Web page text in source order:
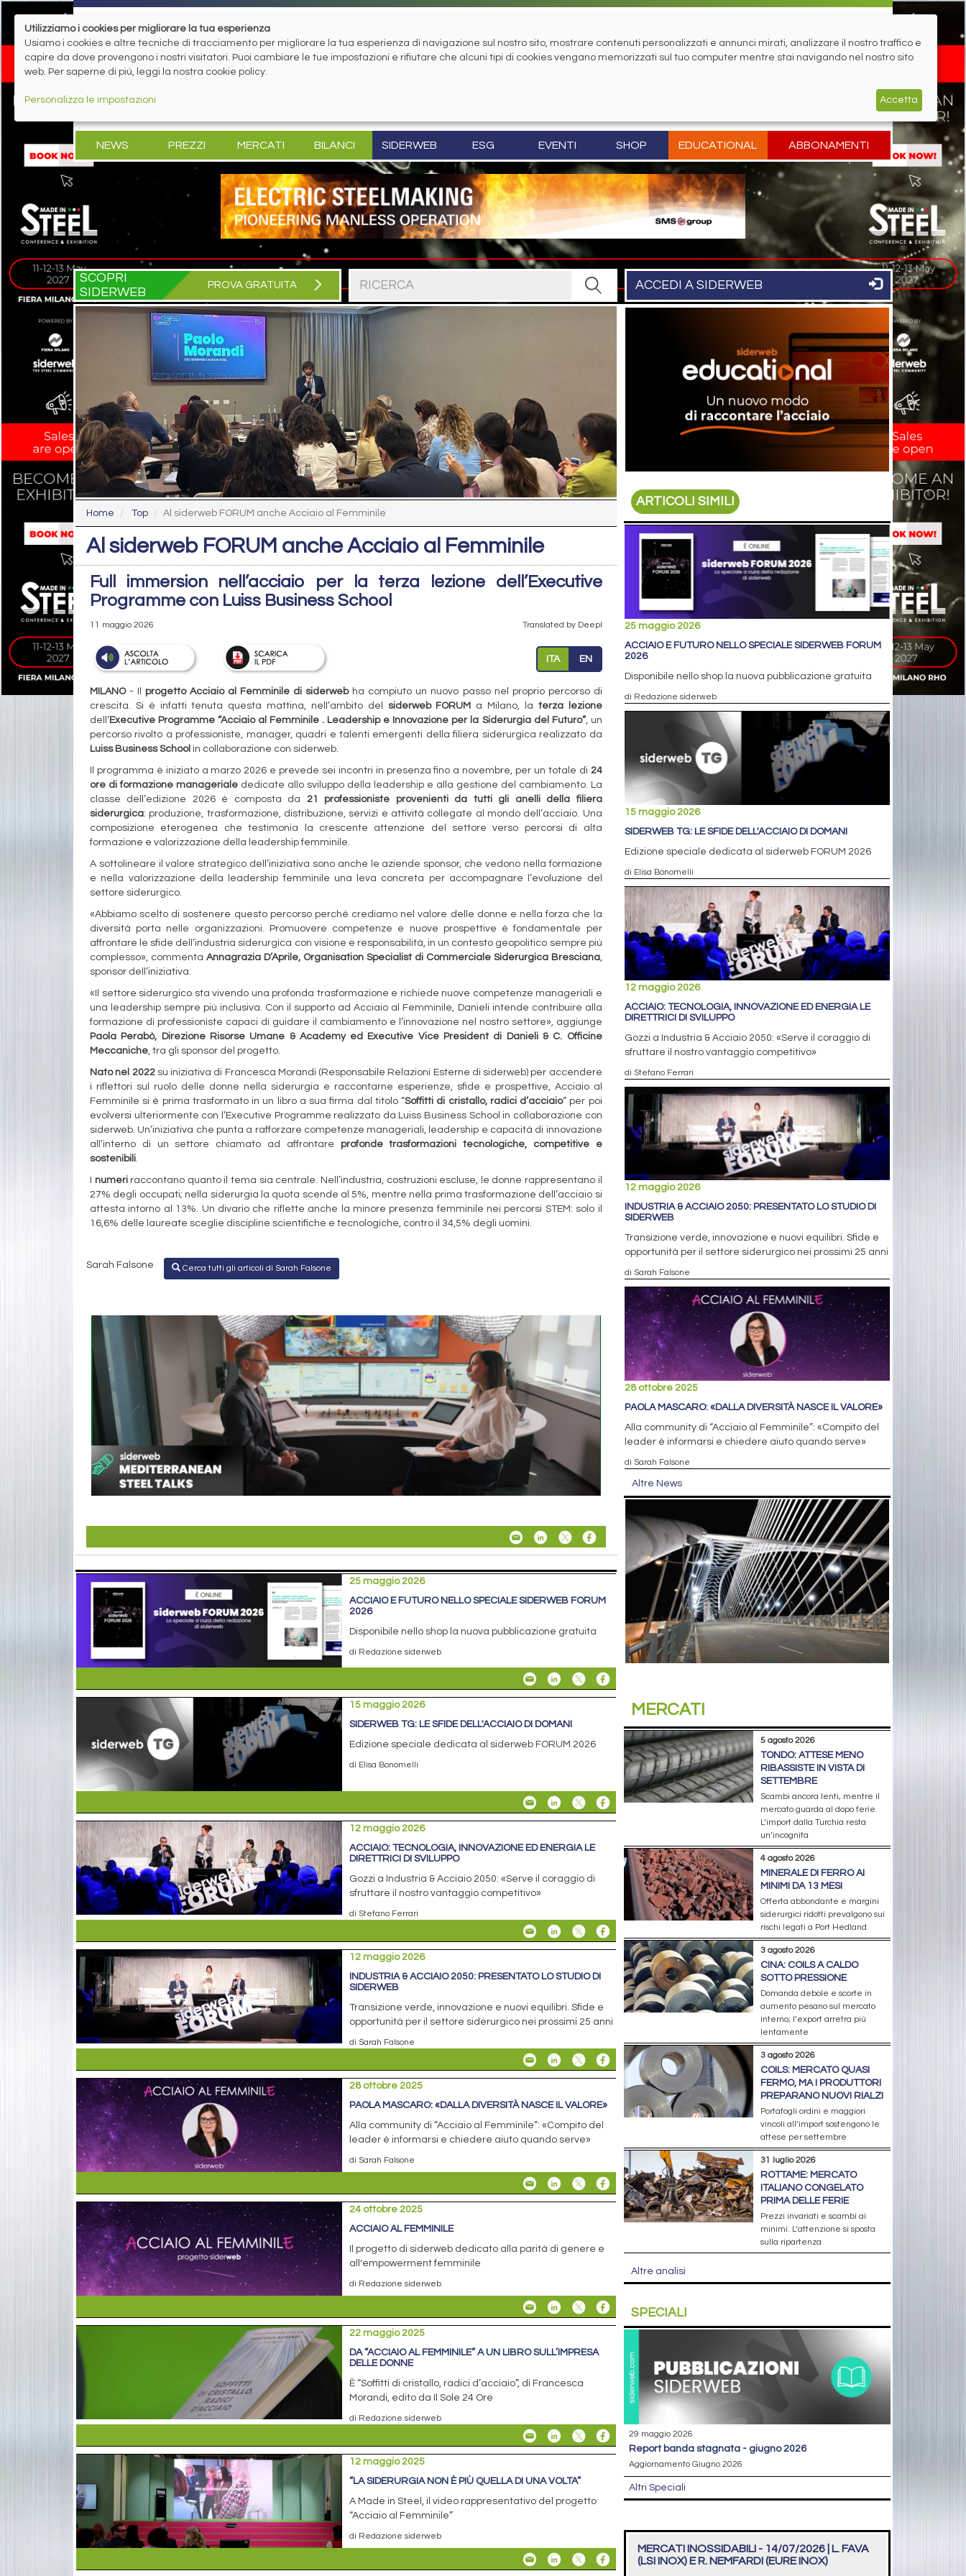
NEWS PREZZI MERCATI BILANCI SIDERWEB ESG EVENTI SHOP EDUCATIONAL ABBONAMENTI
SCOPRI
SIDERWEB
PROVA GRATUITA ACCEDI A SIDERWEB
Home Top Al siderweb FORUM anche Acciaio al Femminile
Al siderweb FORUM anche Acciaio al Femminile
Full immersion nell’acciaio per la terza lezione dell’Executive
Programme con Luiss Business School
11 maggio 2026 Translated by Deepl
ITA EN
MILANO - Il progetto Acciaio al Femminile di siderwebha compiuto un nuovo passo nel proprio percorso di
crescita. Si è infatti tenuta questa mattina, nell’ambito del siderweb FORUM a Milano, la terza lezione
dell’Executive Programme “Acciaio al Femminile . Leadership e Innovazione per la Siderurgia del Futuro”, un
percorso rivolto a professioniste, manager, quadri e talenti emergenti della filiera siderurgica realizzato da
Luiss Business School in collaborazione con siderweb.
Il programma è iniziato a marzo 2026 e prevede sei incontri in presenza fino a novembre, per un totale di 24
ore di formazione managerialededicate allo sviluppo della leadership e alla gestione del cambiamento. La
classe dell’edizione 2026 è composta da 21 professioniste provenienti da tutti gli anelli della filiera
siderurgica: produzione, trasformazione, distribuzione, servizi e attività collegate al mondo dell’acciaio. Una
composizione eterogenea che testimonia la crescente attenzione del settore verso percorsi di alta
formazione e valorizzazione della leadership femminile.
A sottolineare il valore strategico dell’iniziativa sono anche le aziende sponsor, che vedono nella formazione
e nella valorizzazione della leadership femminile una leva concreta per accompagnare l’evoluzione del
settore siderurgico.
«Abbiamo scelto di sostenere questo percorso perché crediamo nel valore delle donne e nella forza che la
diversità porta nelle organizzazioni. Promuovere competenze e nuove prospettive è fondamentale per
affrontare le sfide dell’industria siderurgica con visione e responsabilità, in un contesto geopolitico sempre più
complesso», commenta Annagrazia D’Aprile, Organisation Specialist di Commerciale Siderurgica Bresciana,
sponsor dell’iniziativa.
«Il settore siderurgico sta vivendo una profonda trasformazione e richiede nuove competenze manageriali e
una leadership sempre più inclusiva. Con il supporto ad Acciaio al Femminile, Danieli intende contribuire alla
formazione di professioniste capaci di guidare il cambiamento e l’innovazione nel nostro settore», aggiunge
Paola Perabò, Direzione Risorse Umane & Academy ed Executive Vice President di Danieli & C. Officine
Meccaniche, tra gli sponsor del progetto.
Nato nel 2022 su iniziativa di Francesca Morandi (Responsabile Relazioni Esterne di siderweb) per accendere
i riflettori sul ruolo delle donne nella siderurgia e raccontarne esperienze, sfide e prospettive, Acciaio al
Femminile si è prima trasformato in un libro a sua firma dal titolo “Soffitti di cristallo, radici d’acciaio” per poi
evolversi ulteriormente con l’Executive Programme realizzato da Luiss Business School in collaborazione con
siderweb. Un’iniziativa che punta a rafforzare competenze manageriali, leadership e capacità di innovazione
all’interno di un settore chiamato ad affrontare
profonde trasformazioni tecnologiche, competitive e
sostenibili.
I numeri raccontano quanto il tema sia centrale. Nell’industria, costruzioni escluse, le donne rappresentano il
27% degli occupati; nella siderurgia la quota scende al 5%, mentre nella prima trasformazione dell’acciaio si
attesta intorno al 13%. Un divario che riflette anche la minore presenza femminile nei percorsi STEM: solo il
16,6% delle laureate sceglie discipline scientifiche e tecnologiche, contro il 34,5% degli uomini.
Sarah Falsone Cerca tutti gli articoli di Sarah Falsone
25 maggio 2026
ACCIAIO E FUTURO NELLO SPECIALE SIDERWEB FORUM
2026
Disponibile nello shop la nuova pubblicazione gratuita
di Redazione siderweb
15 maggio 2026
SIDERWEB TG: LE SFIDE DELL'ACCIAIO DI DOMANI
Edizione speciale dedicata al siderweb FORUM 2026
di Elisa Bonomelli
12 maggio 2026
ACCIAIO: TECNOLOGIA, INNOVAZIONE ED ENERGIA LE
DIRETTRICI DI SVILUPPO
Gozzi a Industria & Acciaio 2050: «Serve il coraggio di
sfruttare il nostro vantaggio competitivo»
di Stefano Ferrari
12 maggio 2026
INDUSTRIA & ACCIAIO 2050: PRESENTATO LO STUDIO DI
SIDERWEB
Transizione verde, innovazione e nuovi equilibri. Sfide e
opportunità per il settore siderurgico nei prossimi 25 anni
di Sarah Falsone
28 ottobre 2025
PAOLA MASCARO: «DALLA DIVERSITÀ NASCE IL VALORE»
Alla community di “Acciaio al Femminile”: «Compito del
leader è informarsi e chiedere aiuto quando serve»
di Sarah Falsone
24 ottobre 2025
ACCIAIO AL FEMMINILE
Il progetto di siderweb dedicato alla parità di genere e
all'empowerment femminile
di Redazione siderweb
22 maggio 2025
DA “ACCIAIO AL FEMMINILE” A UN LIBRO SULL’IMPRESA
DELLE DONNE
È “Soffitti di cristallo, radici d’acciaio”, di Francesca
Morandi, edito da Il Sole 24 Ore
di Redazione siderweb
12 maggio 2025
“LA SIDERURGIA NON È PIÙ QUELLA DI UNA VOLTA”
A Made in Steel, il video rappresentativo del progetto
“Acciaio al Femminile”
di Redazione siderweb
ARTICOLI SIMILI
25 maggio 2026
ACCIAIO E FUTURO NELLO SPECIALE SIDERWEB FORUM
2026
Disponibile nello shop la nuova pubblicazione gratuita
di Redazione siderweb
15 maggio 2026
SIDERWEB TG: LE SFIDE DELL'ACCIAIO DI DOMANI
Edizione speciale dedicata al siderweb FORUM 2026
di Elisa Bonomelli
12 maggio 2026
ACCIAIO: TECNOLOGIA, INNOVAZIONE ED ENERGIA LE
DIRETTRICI DI SVILUPPO
Gozzi a Industria & Acciaio 2050: «Serve il coraggio di
sfruttare il nostro vantaggio competitivo»
di Stefano Ferrari
12 maggio 2026
INDUSTRIA & ACCIAIO 2050: PRESENTATO LO STUDIO DI
SIDERWEB
Transizione verde, innovazione e nuovi equilibri. Sfide e
opportunità per il settore siderurgico nei prossimi 25 anni
di Sarah Falsone
28 ottobre 2025
PAOLA MASCARO: «DALLA DIVERSITÀ NASCE IL VALORE»
Alla community di “Acciaio al Femminile”: «Compito del
leader è informarsi e chiedere aiuto quando serve»
di Sarah Falsone
Altre News
MERCATI
5 agosto 2026
TONDO: ATTESE MENO
RIBASSISTE IN VISTA DI
SETTEMBRE
Scambi ancora lenti, mentre il
mercato guarda al dopo ferie.
L’import dalla Turchia resta
un’incognita
4 agosto 2026
MINERALE DI FERRO AI
MINIMI DA 13 MESI
Offerta abbondante e margini
siderurgici ridotti prevalgono sui
rischi legati a Port Hedland
3 agosto 2026
CINA: COILS A CALDO
SOTTO PRESSIONE
Domanda debole e scorte in
aumento pesano sul mercato
interno; l’export arretra più
lentamente
3 agosto 2026
COILS: MERCATO QUASI
FERMO, MA I PRODUTTORI
PREPARANO NUOVI RIALZI
Portafogli ordini e maggiori
vincoli all’import sostengono le
attese per settembre
31 luglio 2026
ROTTAME: MERCATO
ITALIANO CONGELATO
PRIMA DELLE FERIE
Prezzi invariati e scambi ai
minimi. L’attenzione si sposta
sulla ripartenza
Altre analisi
SPECIALI
29 maggio 2026
report banda stagnata - giugno 2026
Aggiornamento Giugno 2026
Altri Speciali
MERCATI INOSSIDABILI - 14/07/2026 | L. FAVA
(LSI INOX) E R. NEMFARDI (EURE INOX)
Utilizziamo i cookies per migliorare la tua esperienza
Usiamo i cookies e altre tecniche di tracciamento per migliorare la tua esperienza di navigazione sul nostro sito, mostrare contenuti personalizzati e annunci mirati, analizzare il nostro traffico e
capire da dove provengono i nostri visitatori. Puoi cambiare le tue impostazioni e rifiutare che alcuni tipi di cookies vengano memorizzati sul tuo computer mentre stai navigando nel nostro sito
web. Per saperne di più, leggi la nostra cookie policy.
Personalizza le impostazioni Accetta